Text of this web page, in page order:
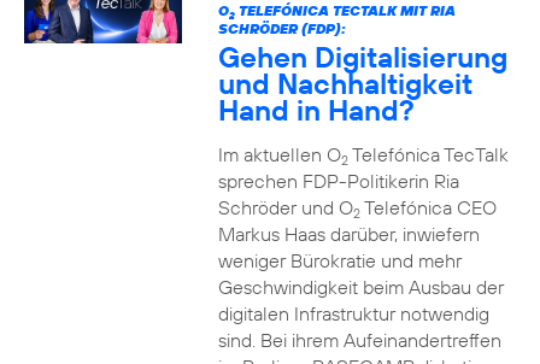
O2TELEFÓNICA TECTALK MIT RIA
SCHRÖDER (FDP):
Gehen Digitalisierung
und Nachhaltigkeit
Hand in Hand?
Im aktuellen O2Telefónica TecTalk
sprechen FDP-Politikerin Ria
Schröder und O2Telefónica CEO
Markus Haas darüber, inwiefern
weniger Bürokratie und mehr
Geschwindigkeit beim Ausbau der
digitalen Infrastruktur notwendig
sind. Bei ihrem Aufeinandertreffen